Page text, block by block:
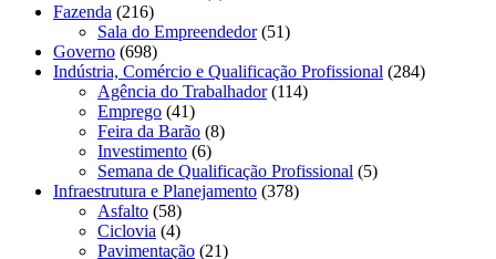
Fazenda (216)
Sala do Empreendedor(51)
Governo (698)
Indústria, Comércio e Qualificação Profissional (284)
Agência do Trabalhador(114)
Emprego (41)
Feira da Barão (8)
Investimento (6)
Semana de Qualificação Profissional (5)
Infraestrutura e Planejamento (378)
Asfalto (58)
Ciclovia (4)
Pavimentação (21)